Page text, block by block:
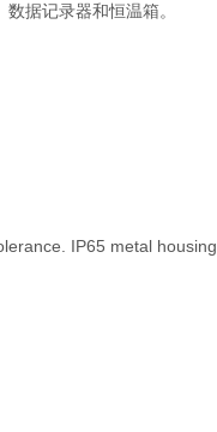
据记录器和恒温箱。
IP65 metal housing.